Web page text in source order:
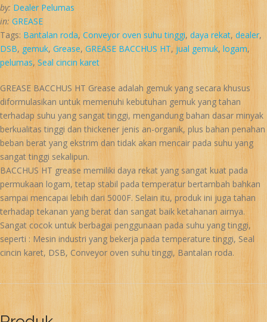
by: Dealer Pelumas
in: GREASE
Tags: Bantalan roda, Conveyor oven suhu tinggi, daya rekat, dealer,
DSB, gemuk, Grease, GREASE BACCHUS HT, jual gemuk, logam,
pelumas, Seal cincin karet
GREASE BACCHUS HT Grease adalah gemuk yang secara khusus
diformulasikan untuk memenuhi kebutuhan gemuk yang tahan
terhadap suhu yang sangat tinggi, mengandung bahan dasar minyak
berkualitas tinggi dan thickener jenis an-organik, plus bahan penahan
beban berat yang ekstrim dan tidak akan mencair pada suhu yang
sangat tinggi sekalipun.
BACCHUS HT grease memiliki daya rekat yang sangat kuat pada
permukaan logam, tetap stabil pada temperatur bertambah bahkan
sampai mencapai lebih dari 5000F. Selain itu, produk ini juga tahan
terhadap tekanan yang berat dan sangat baik ketahanan airnya.
Sangat cocok untuk berbagai penggunaan pada suhu yang tinggi,
seperti : Mesin industri yang bekerja pada temperature tinggi, Seal
cincin karet, DSB, Conveyor oven suhu tinggi, Bantalan roda.